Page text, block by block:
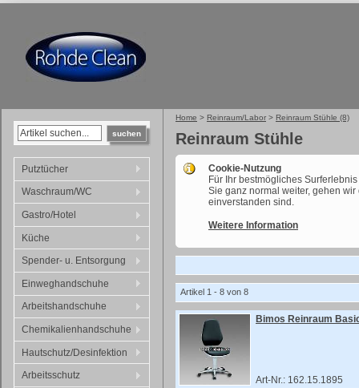
suchen
Putztücher
Waschraum/WC
Gastro/Hotel
Küche
Spender- u. Entsorgung
Einweghandschuhe
Arbeitshandschuhe
Chemikalienhandschuhe
Hautschutz/Desinfektion
Arbeitsschutz
Home > Reinraum/Labor > Reinraum Stühle (8)
Reinraum Stühle
Cookie-Nutzung
Für Ihr bestmögliches
Sie ganz normal weiter, gehen
einverstanden sind.
Weitere Information
Artikel 1 - 8 von 8
Bimos Reinraum
Art-Nr.: 162.15.1895